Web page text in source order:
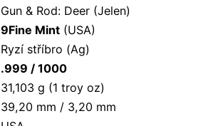
Gun & Rod: Deer (Jelen)
9Fine Mint (USA)
Ryzí stříbro (Ag)
.999 / 1000
31,103 g (1 troy oz)
39,20 mm / 3,20 mm